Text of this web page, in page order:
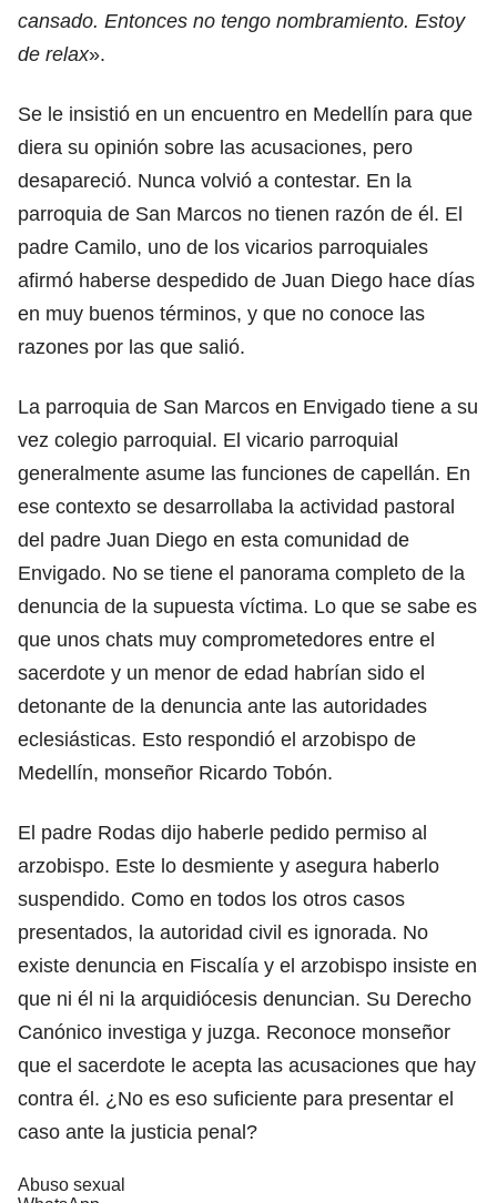
cansado. Entonces no tengo nombramiento. Estoy
de relax».
Se le insistió en un encuentro en Medellín para que
diera su opinión sobre las acusaciones, pero
desapareció. Nunca volvió a contestar. En la
parroquia de San Marcos no tienen razón de él. El
padre Camilo, uno de los vicarios parroquiales
afirmó haberse despedido de Juan Diego hace días
en muy buenos términos, y que no conoce las
razones por las que salió.
La parroquia de San Marcos en Envigado tiene a su
vez colegio parroquial. El vicario parroquial
generalmente asume las funciones de capellán. En
ese contexto se desarrollaba la actividad pastoral
del padre Juan Diego en esta comunidad de
Envigado. No se tiene el panorama completo de la
denuncia de la supuesta víctima. Lo que se sabe es
que unos chats muy comprometedores entre el
sacerdote y un menor de edad habrían sido el
detonante de la denuncia ante las autoridades
eclesiásticas. Esto respondió el arzobispo de
Medellín, monseñor Ricardo Tobón.
El padre Rodas dijo haberle pedido permiso al
arzobispo. Este lo desmiente y asegura haberlo
suspendido. Como en todos los otros casos
presentados, la autoridad civil es ignorada. No
existe denuncia en Fiscalía y el arzobispo insiste en
que ni él ni la arquidiócesis denuncian. Su Derecho
Canónico investiga y juzga. Reconoce monseñor
que el sacerdote le acepta las acusaciones que hay
contra él. ¿No es eso suficiente para presentar el
caso ante la justicia penal?
Abuso sexual